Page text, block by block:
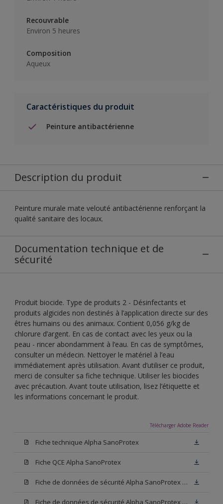
Recouvrable
Environ 5 heures
Composition
Aqueux
Caractéristiques du produit
Peinture antibactérienne
Description du produit
Peinture murale mate velouté antibactérienne renforçant la
qualité sanitaire des locaux.
Documentation technique et de
sécurité
Produit biocide. Type de produits 2 - Désinfectants et
produits algicides non destinés à l’application directe sur des
êtres humains ou des animaux. Contient 0,056 g/kg de
chlorure d’argent. En cas de contact avec les yeux ou la
peau - rincer abondamment à l’eau. En cas de symptômes,
consulter un médecin. Nettoyer le matériel à l’eau
immédiatement après utilisation. Avant d’utiliser ce produit,
merci de consulter sa fiche technique. Utiliser les biocides
avec précaution. Avant toute utilisation, lisez l’étiquette et
les informations concernant le produit.
Télécharger Adobe Reader
Fiche technique Alpha SanoProtex
Fiche QCE Alpha SanoProtex
Fiche de données de sécurité Alpha SanoProtex Base W05
Fiche de données de sécurité Alpha SanoProtex Base N00